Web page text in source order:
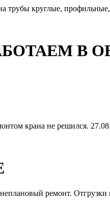
трубы круглые,
крана не решился.
ремонт.